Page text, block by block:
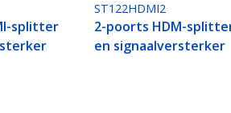
splitter
ST122HDMI2
2-poorts HDM-
en signaalversterker